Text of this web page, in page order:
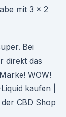
mit 3 x 2
Bei
direkt das
WOW!
kaufen |
CBD Shop